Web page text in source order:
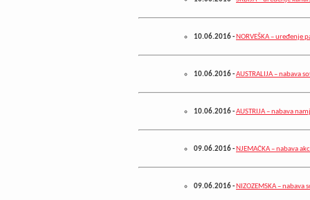
10.06.2016- NORVEŠKA – uređenje
10.06.2016-AUSTRALIJA – nabava
10.06.2016-AUSTRIJA – nabava
09.06.2016- NJEMAČKA – nabava
09.06.2016- NIZOZEMSKA – nabava